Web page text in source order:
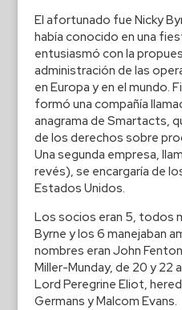
El afortunado fue Nicky
había conocido en una
entusiasmó con la
administración de las
en Europa y en el mundo.
formó una compañía
anagrama de Smartacts,
de los derechos sobre
Una segunda empresa,
revés), se encargaría de
Estados Unidos.
Los socios eran 5, todos
Byrne y los 6 manejaban
nombres eran John
Miller-Munday, de 20 y 22
Lord Peregrine Eliot,
Germans y Malcom Evans.